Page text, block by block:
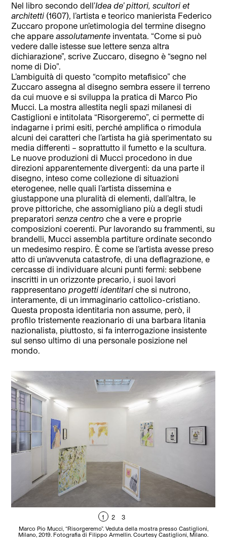
Nel libro secondo dell’Idea de’ pittori, scultori et
architetti (1607), l’artista e teorico manierista Federico
Zuccaro propone un’etimologia del termine disegno
che appareassolutamente inventata. “Come si può
vedere dalle istesse sue lettere senza altra
dichiarazione”, scrive Zuccaro, disegno è “segno nel
nome di Dio”.
L’ambiguità di questo “compito metafisico” che
Zuccaro assegna al disegno sembra essere il terreno
da cui muove e si sviluppa la pratica di Marco Pio
Mucci. La mostra allestita negli spazi milanesi di
Castiglioni e intitolata “Risorgeremo”, ci permette di
indagarne i primi esiti, perché amplifica o rimodula
alcuni dei caratteri che l’artista ha già sperimentato su
media differenti – soprattutto il fumetto e la scultura.
Le nuove produzioni di Mucci procedono in due
direzioni apparentemente divergenti: da una parte il
disegno, inteso come collezione di situazioni
eterogenee, nelle quali l’artista dissemina e
giustappone una pluralità di elementi, dall’altra, le
prove pittoriche, che assomigliano più a degli studi
preparatorisenza centro che a vere e proprie
composizioni coerenti. Pur lavorando su frammenti, su
brandelli, Mucci assembla partiture ordinate secondo
un medesimo respiro. È come se l’artista avesse preso
atto di un’avvenuta catastrofe, di una deflagrazione, e
cercasse di individuare alcuni punti fermi: sebbene
inscritti in un orizzonte precario, i suoi lavori
rappresentanoprogetti identitari che si nutrono,
interamente, di un immaginario cattolico-cristiano.
Questa proposta identitaria non assume, però, il
profilo tristemente reazionario di una barbara litania
nazionalista, piuttosto, si fa interrogazione insistente
sul senso ultimo di una personale posizione nel
mondo.
1 2 3
Marco Pio Mucci, “Risorgeremo”. Veduta della mostra presso Castiglioni,
Milano, 2019. Fotografia di Filippo Armellin. Courtesy Castiglioni, Milano.